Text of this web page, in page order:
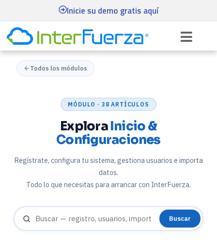
Inicie su demo gratis aquí
Todos los módulos
MÓDULO · 38 ARTÍCULOS
ExploraInicio &
Configuraciones
Regístrate, configura tu sistema, gestiona usuarios e importa
datos.
Todo lo que necesitas para arrancar con InterFuerza.
Buscar